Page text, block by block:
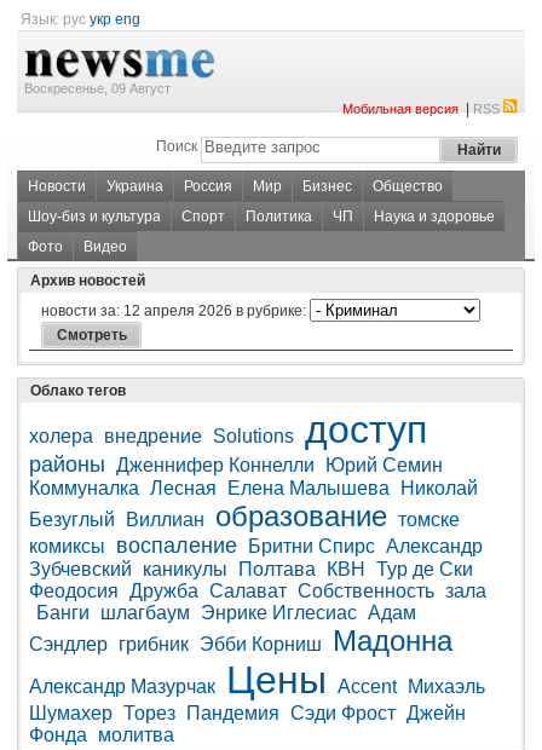
Язык: рус укр eng
Воскресенье, 09 Август
Мобильная версия|RSS
Поиск
Новости Украина Россия Мир Бизнес
Общество
Шоу-биз и культура
Спорт Политика ЧП
Наука и здоровье
Фото
Видео
Архив новостей
новости за: 12 апреля 2026 в рубрике:
Облако тегов
холера внедрение Solutions доступ
районы Дженнифер Коннелли
Юрий Семин
Коммуналка Лесная Елена Малышева
Николай
Безуглый
Виллиан образование томске
комиксы
воспаление Бритни Спирс Александр
Зубчевский
каникулы Полтава КВН
Тур де Ски
Феодосия Дружба Салават Собственность зала
Банги
шлагбаум Энрике Иглесиас Адам
Сэндлер грибник Эбби Корниш Мадонна
Александр Мазурчак Цены Accent
Михаэль
Шумахер Торез Пандемия Сэди Фрост Джейн
Фонда
молитва